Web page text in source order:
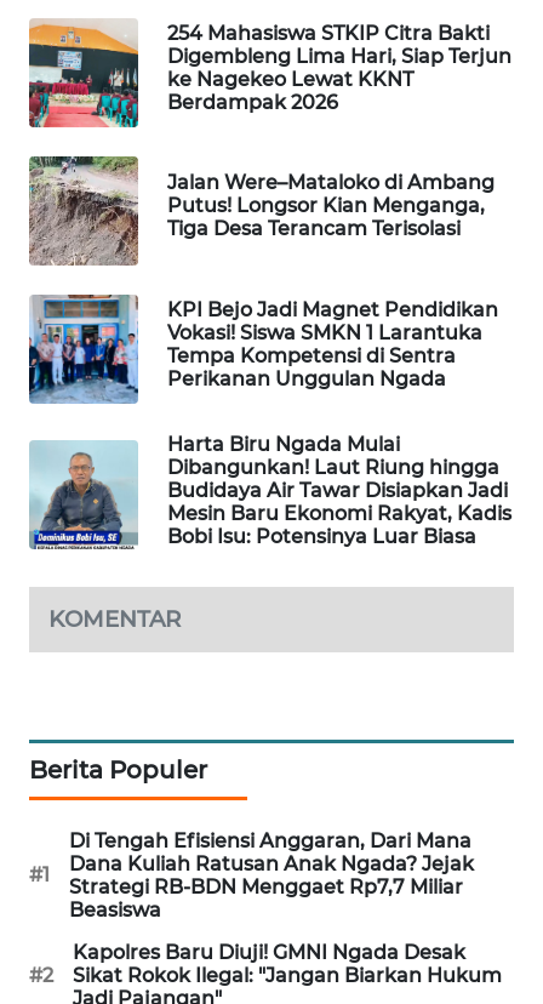
254 Mahasiswa STKIP Citra Bakti
Digembleng Lima Hari, Siap Terjun
ke Nagekeo Lewat KKNT
Berdampak 2026
Jalan Were–Mataloko di Ambang
Putus! Longsor Kian Menganga,
Tiga Desa Terancam Terisolasi
KPI Bejo Jadi Magnet Pendidikan
Vokasi! Siswa SMKN 1 Larantuka
Tempa Kompetensi di Sentra
Perikanan Unggulan Ngada
Harta Biru Ngada Mulai
Dibangunkan! Laut Riung hingga
Budidaya Air Tawar Disiapkan Jadi
Mesin Baru Ekonomi Rakyat, Kadis
Bobi Isu: Potensinya Luar Biasa
KOMENTAR
Berita Populer
#1
Di Tengah Efisiensi Anggaran, Dari Mana
Dana Kuliah Ratusan Anak Ngada? Jejak
Strategi RB-BDN Menggaet Rp7,7 Miliar
Beasiswa
#2
Kapolres Baru Diuji! GMNI Ngada Desak
Sikat Rokok Ilegal: "Jangan Biarkan Hukum
Jadi Pajangan"
NEWS
SIBARAGAS
NEWS
METRO
SIANTAR
NEWS
MEDAN
NEWS
METRO
NEWS
KRT
NEWS
NEWS
HUMBANG
NEWS
GARONGGANG
NEWS
FISUELRI
ID